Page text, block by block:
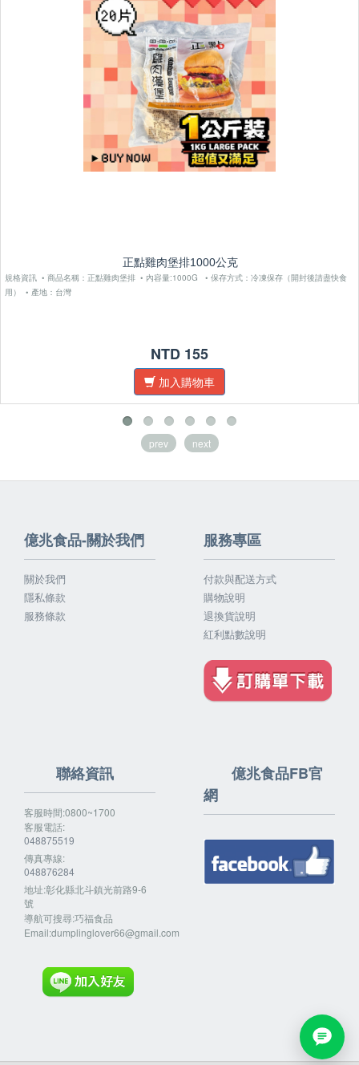
正點雞肉堡排1000公克
規格資訊 • 商品名稱：正點雞肉堡排 • 內容量:1000G • 保存方式：冷凍保存（開封後請盡快食
用） • 產地：台灣
NTD 155
加入購物車
prev next
億兆食品-關於我們
關於我們
隱私條款
服務條款
服務專區
付款與配送方式
購物說明
退換貨說明
紅利點數說明
聯絡資訊
客服時間:0800~1700
客服電話:
048875519
傳真專線:
048876284
地址:彰化縣北斗鎮光前路9-6
號
導航可搜尋:巧福食品
Email:dumplinglover66@gmail.com
億兆食品FB官
網